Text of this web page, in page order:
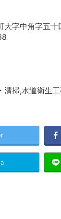
大字中角字五十
清掃,水道衛生